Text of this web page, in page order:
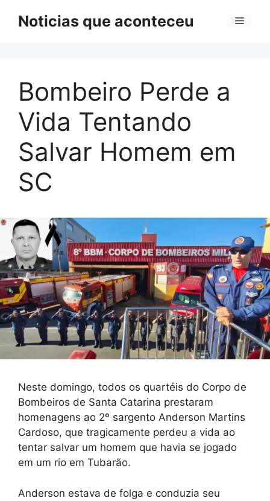
Noticias que aconteceu Menu
Bombeiro Perde a
Vida Tentando
Salvar Homem em
SC
Neste domingo, todos os quartéis do Corpo de
Bombeiros de Santa Catarina prestaram
homenagens ao 2º sargento Anderson Martins
Cardoso, que tragicamente perdeu a vida ao
tentar salvar um homem que havia se jogado
em um rio em Tubarão.
Anderson estava de folga e conduzia seu